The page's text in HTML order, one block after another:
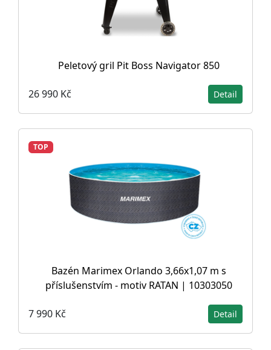
Peletový gril Pit Boss Navigator 850
26 990 Kč Detail
TOP
Bazén Marimex Orlando 3,66x1,07 m s
příslušenstvím - motiv RATAN | 10303050
7 990 Kč Detail